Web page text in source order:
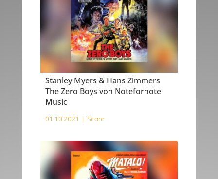
Stanley Myers & Hans Zimmers
The Zero Boys von Notefornote
Music
01.10.2021 | Score